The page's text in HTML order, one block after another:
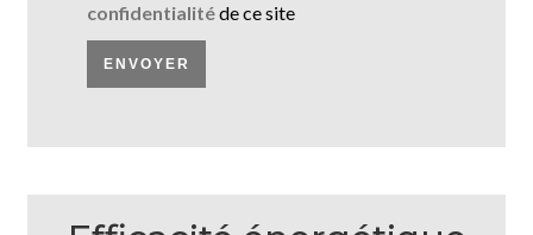
confidentialitéde ce site
ENVOYER